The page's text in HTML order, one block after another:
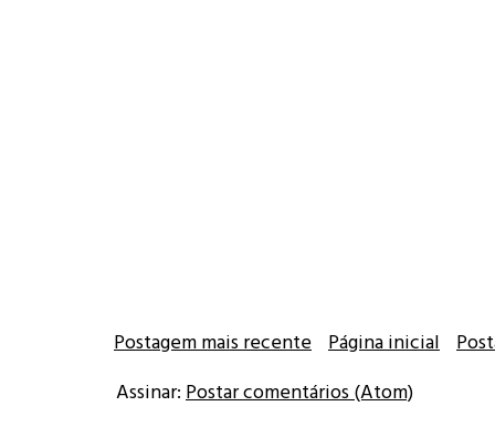
Postagem mais recente Página inicial
Assinar: Postar comentários (Atom)